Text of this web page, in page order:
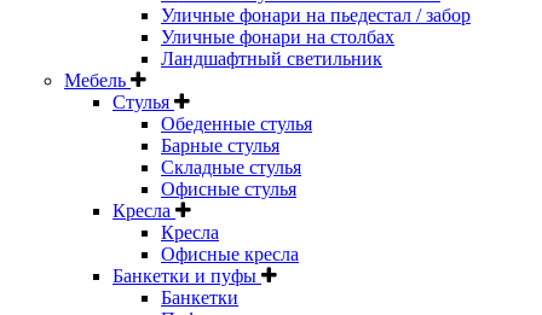
Уличные фонари на пьедестал / забор
Уличные фонари на столбах
Ландшафтный светильник
Мебель
Стулья
Обеденные стулья
Барные стулья
Складные стулья
Офисные стулья
Кресла
Кресла
Офисные кресла
Банкетки и пуфы
Банкетки